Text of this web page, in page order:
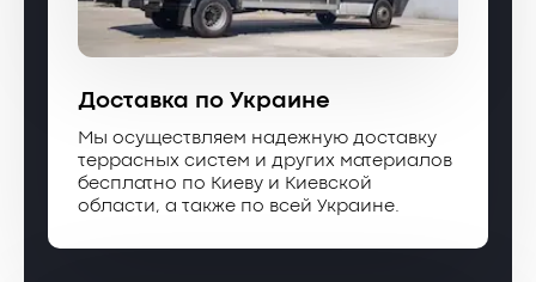
Доставка по Украине
Мы осуществляем надежную доставку
террасных систем и других материалов
бесплатно по Киеву и Киевской
области, а также по всей Украине.